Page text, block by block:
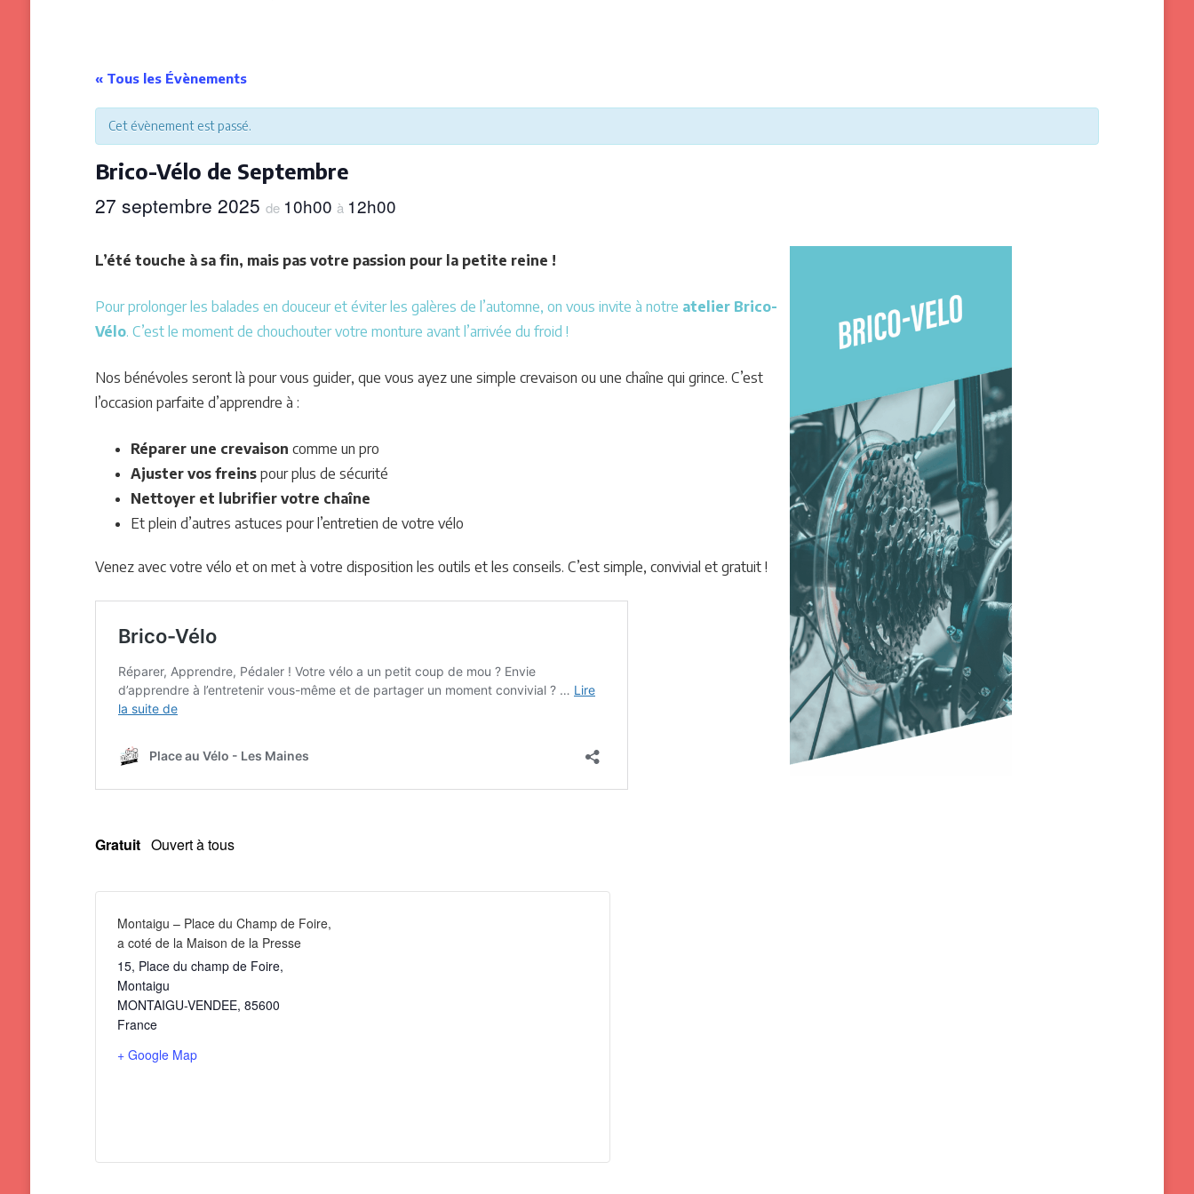
« Tous les Évènements
Cet évènement est passé.
Brico-Vélo de Septembre
27 septembre 2025 de 10h00 à 12h00
L’été touche à sa fin, mais pas votre passion pour la petite reine !
Pour prolonger les balades en douceur et éviter les galères de l’automne, on vous invite à notre atelier Brico-
Vélo. C’est le moment de chouchouter votre monture avant l’arrivée du froid !
Nos bénévoles seront là pour vous guider, que vous ayez une simple crevaison ou une chaîne qui grince. C’est
l’occasion parfaite d’apprendre à :
Réparer une crevaison comme un pro
Ajuster vos freinspour plus de sécurité
Nettoyer et lubrifier votre chaîne
Et plein d’autres astuces pour l’entretien de votre vélo
Venez avec votre vélo et on met à votre disposition les outils et les conseils. C’est simple, convivial et gratuit !
Gratuit Ouvert à tous
Montaigu – Place du Champ de Foire,
a coté de la Maison de la Presse
15, Place du champ de Foire,
Montaigu
MONTAIGU-VENDEE, 85600
France
+ Google Map